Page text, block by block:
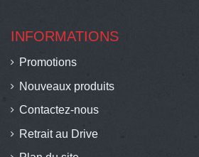
INFORMATIONS
Promotions
Nouveaux produits
Contactez-nous
Retrait au Drive